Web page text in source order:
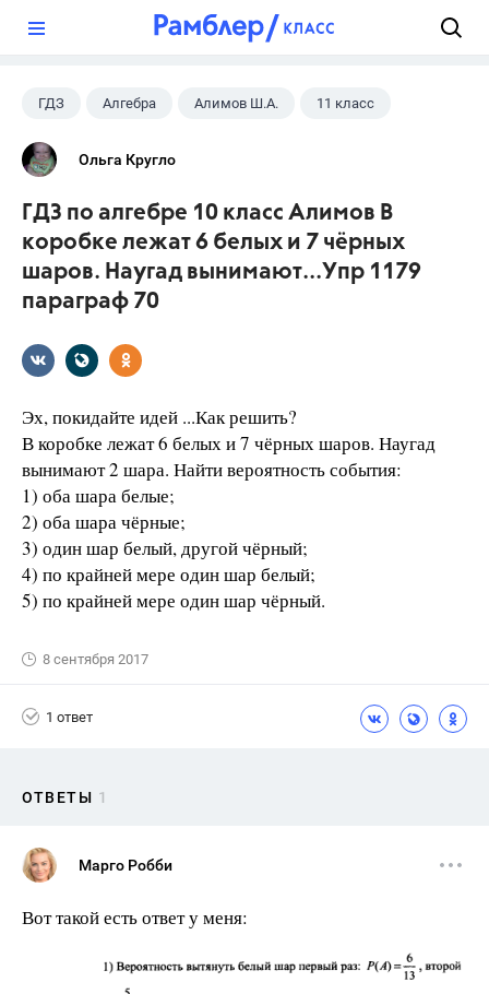
ГДЗ Алгебра Алимов Ш.А. 11 класс
Ольга Кругло
ГДЗ по алгебре 10 класс Алимов В
коробке лежат 6 белых и 7 чёрных
шаров. Наугад вынимают...Упр 1179
параграф 70
Эх, покидайте идей ...Как решить?
В коробке лежат 6 белых и 7 чёрных шаров. Наугад
вынимают 2 шара. Найти вероятность события:
1) оба шара белые;
2) оба шара чёрные;
3) один шар белый, другой чёрный;
4) по крайней мере один шар белый;
5) по крайней мере один шар чёрный.
8 сентября 2017
1 ответ
ОТВЕТЫ 1
Марго Робби
Вот такой есть ответ у меня: